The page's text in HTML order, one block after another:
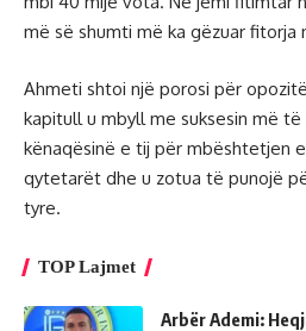
më së shumti më ka gëzuar fitorja
Ahmeti shtoi një porosi për
kapitull u mbyll me suksesin më të
kënaqësinë e tij për mbështetjen
qytetarët dhe u zotua të punojë
tyre.
TOP Lajmet
Arbër Ademi: